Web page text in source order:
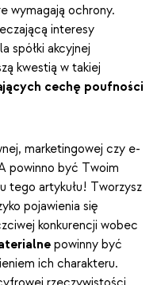
wymagają ochrony.
interesy
spółki akcyjnej
kwestią w takiej
cechę poufności
marketingowej czy e-
powinno być Twoim
tego artykułu! Tworzysz
pojawienia się
konkurencji wobec
powinny być
ich charakteru.